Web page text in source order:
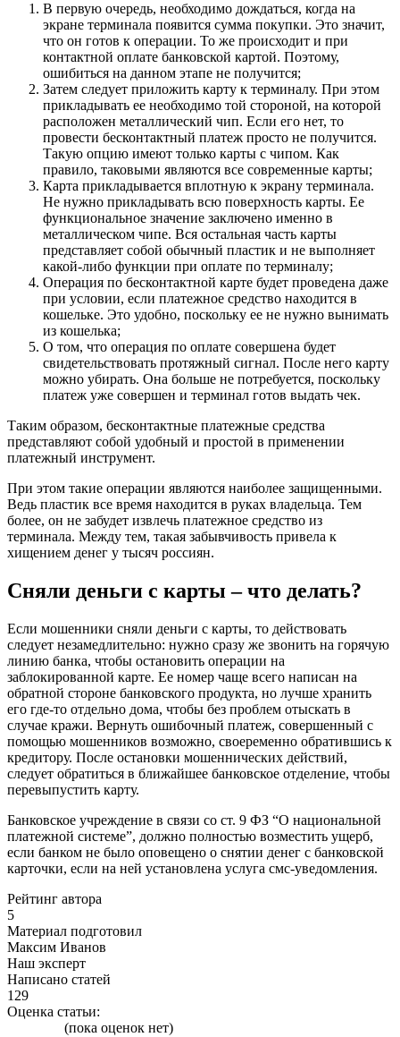
В первую очередь, необходимо дождаться, когда на
экране терминала появится сумма покупки. Это значит,
что он готов к операции. То же происходит и при
контактной оплате банковской картой. Поэтому,
ошибиться на данном этапе не получится;
Затем следует приложить карту к терминалу. При этом
прикладывать ее необходимо той стороной, на которой
расположен металлический чип. Если его нет, то
провести бесконтактный платеж просто не получится.
Такую опцию имеют только карты с чипом. Как
правило, таковыми являются все современные карты;
Карта прикладывается вплотную к экрану терминала.
Не нужно прикладывать всю поверхность карты. Ее
функциональное значение заключено именно в
металлическом чипе. Вся остальная часть карты
представляет собой обычный пластик и не выполняет
какой-либо функции при оплате по терминалу;
Операция по бесконтактной карте будет проведена даже
при условии, если платежное средство находится в
кошельке. Это удобно, поскольку ее не нужно вынимать
из кошелька;
О том, что операция по оплате совершена будет
свидетельствовать протяжный сигнал. После него карту
можно убирать. Она больше не потребуется, поскольку
платеж уже совершен и терминал готов выдать чек.
Таким образом, бесконтактные платежные средства
представляют собой удобный и простой в применении
платежный инструмент.
При этом такие операции являются наиболее защищенными.
Ведь пластик все время находится в руках владельца. Тем
более, он не забудет извлечь платежное средство из
терминала. Между тем, такая забывчивость привела к
хищением денег у тысяч россиян.
Сняли деньги с карты – что делать?
Если мошенники сняли деньги с карты, то действовать
следует незамедлительно: нужно сразу же звонить на горячую
линию банка, чтобы остановить операции на
заблокированной карте. Ее номер чаще всего написан на
обратной стороне банковского продукта, но лучше хранить
его где-то отдельно дома, чтобы без проблем отыскать в
случае кражи. Вернуть ошибочный платеж, совершенный с
помощью мошенников возможно, своеременно обратившись к
кредитору. После остановки мошеннических действий,
следует обратиться в ближайшее банковское отделение, чтобы
перевыпустить карту.
Банковское учреждение в связи со ст. 9 ФЗ “О национальной
платежной системе”, должно полностью возместить ущерб,
если банком не было оповещено о снятии денег с банковской
карточки, если на ней установлена услуга смс-уведомления.
Рейтинг автора
5
Материал подготовил
Максим Иванов
Наш эксперт
Написано статей
129
Оценка статьи:
(пока оценок нет)